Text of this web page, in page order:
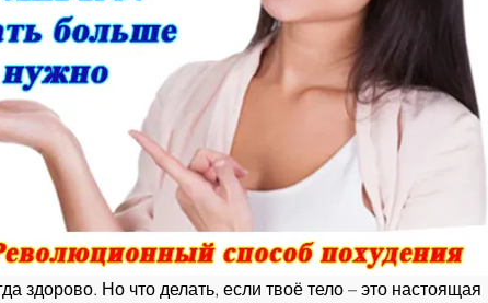
здорово. Но что делать, если твоё тело – это настоящая